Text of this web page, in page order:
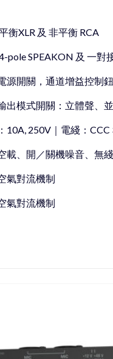
衡XLR 及 非平衡 RCA
pole SPEAKON 及 一對
源開關，通道增益控制鈕
出模式開關：立體聲、
10A, 250V｜電綫：CCC
載、開／關機噪音、無
氣對流機制
氣對流機制